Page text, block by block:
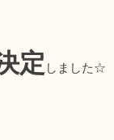
定 しました☆